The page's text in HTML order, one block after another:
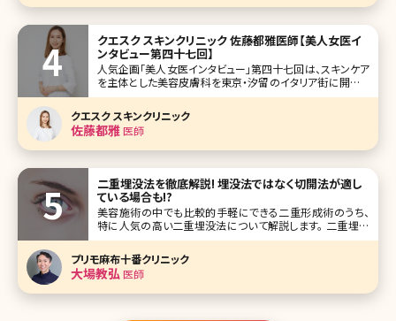
クエスク スキンクリニック 佐藤都雅医師【美人女医イ
ンタビュー第四十七回】
人気企画「美人女医インタビュー」第四十七回は、スキンケア
を主体とした美容皮膚科を東京・汐留のイタリア街に開院し
た「クエスクスキンクリニック」の佐藤都雅（さとうみやか）院
長です。 美肌に良いとされるものは数あれど、佐藤先生イチ
オシが、レチノール。こだわり抜いて開発し、自身のクリニック
でドクター
クエスク スキンクリニック
佐藤都雅医師
二重埋没法を徹底解説! 埋没法ではなく切開法が適し
ている場合も!?
美容施術の中でも比較的手軽にできる二重形成術のうち、
特に人気の高い二重埋没法について解説します。 二重埋没
法とは 二重埋没法は、まぶたの表側の皮膚からと裏側の粘
膜へ、極細の特殊な糸を通し、数カ所knot（糸の結び目）を作
って固定することにより二重のラインを作る方法です。 いき
なり切開す
プリモ麻布十番クリニック
大場教弘医師